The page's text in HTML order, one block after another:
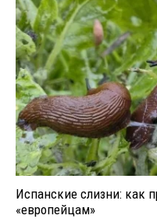
Испанские слизни: как
«европейцам»